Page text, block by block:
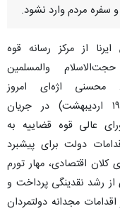
مردم وارد نشود.
از مرکز رسانه قوه
والمسلمین
محسنی اژه‌ای امروز
(دوشنبه ۱۹ اردیبهشت) در جریان
عالی قوه قضاییه به
دولت برای پیشبرد
اقتصادی، مهار تورم
از رشد نقدینگی پرداخت و
اقدامات مجدانه دولتمردان